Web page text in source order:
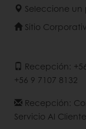
Seleccione un
Sitio
Recepción:
+56 9 7107 8132
Recepción:
Servicio Al